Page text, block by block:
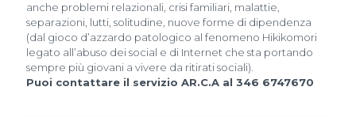
anche problemi relazionali, crisi familiari, malattie,
separazioni, lutti, solitudine, nuove forme di dipendenza
(dal gioco d’azzardo patologico al fenomeno Hikikomori
legato all’abuso dei social e di Internet che sta portando
sempre più giovani a vivere da ritirati sociali).
Puoi contattare il servizio AR.C.A al 346 6747670